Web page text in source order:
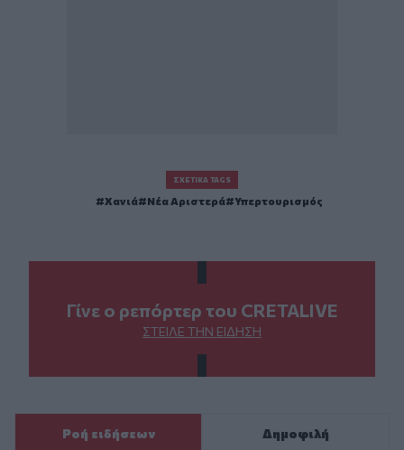
ΣΧΕΤΙΚΆ TAGS
Χανιά Νέα Αριστερά Υπερτουρισμός
Γίνε ο ρεπόρτερ του CRETALIVE
ΣΤΕΊΛΕ ΤΗΝ ΕΊΔΗΣΗ
Ροή ειδήσεων Δημοφιλή